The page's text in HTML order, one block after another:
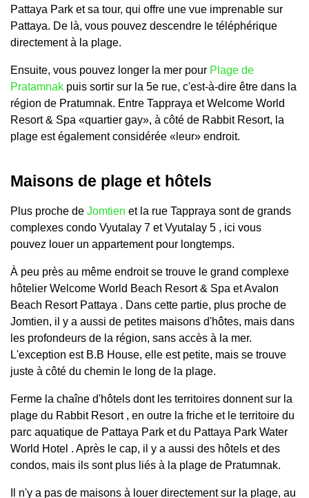
Pattaya Park et sa tour, qui offre une vue imprenable sur
Pattaya. De là, vous pouvez descendre le téléphérique
directement à la plage.
Ensuite, vous pouvez longer la mer pour Plage de
Pratamnak puis sortir sur la 5e rue, c'est-à-dire être dans la
région de Pratumnak. Entre Tappraya et Welcome World
Resort & Spa «quartier gay», à côté de Rabbit Resort, la
plage est également considérée «leur» endroit.
Maisons de plage et hôtels
Plus proche de Jomtien et la rue Tappraya sont de grands
complexes condo Vyutalay 7 et Vyutalay 5 , ici vous
pouvez louer un appartement pour longtemps.
À peu près au même endroit se trouve le grand complexe
hôtelier Welcome World Beach Resort & Spa et Avalon
Beach Resort Pattaya . Dans cette partie, plus proche de
Jomtien, il y a aussi de petites maisons d'hôtes, mais dans
les profondeurs de la région, sans accès à la mer.
L'exception est B.B House, elle est petite, mais se trouve
juste à côté du chemin le long de la plage.
Ferme la chaîne d'hôtels dont les territoires donnent sur la
plage du Rabbit Resort , en outre la friche et le territoire du
parc aquatique de Pattaya Park et du Pattaya Park Water
World Hotel . Après le cap, il y a aussi des hôtels et des
condos, mais ils sont plus liés à la plage de Pratumnak.
Il n'y a pas de maisons à louer directement sur la plage, au